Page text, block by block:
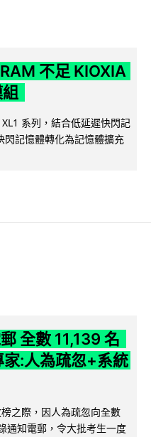
不足 KIOXIA
系列，結合低延遲快閃記
閃記憶體轉化為記憶體擴充
全數 11,139 名
:人為疏忽+系統
之際，因人為疏忽向全數
通知電郵，令大批考生一度